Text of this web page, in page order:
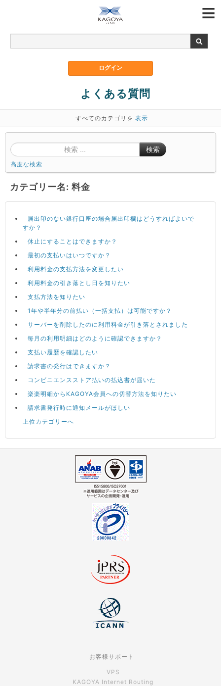
よくある質問
すべてのカテゴリを 表示
検索
高度な検索
カテゴリー名: 料金
届出印のない銀行口座の場合届出印欄はどうすればよいで
すか？
休止にすることはできますか？
最初の支払いはいつですか？
利用料金の支払方法を変更したい
利用料金の引き落とし日を知りたい
支払方法を知りたい
1年や半年分の前払い（一括支払）は可能ですか？
サーバーを削除したのに利用料金が引き落とされました
毎月の利用明細はどのように確認できますか？
支払い履歴を確認したい
請求書の発行はできますか？
コンビニエンスストア払いの払込書が届いた
楽楽明細からKAGOYA会員への切替方法を知りたい
請求書発行時に通知メールがほしい
上位カテゴリーへ
お客様サポート
VPS
KAGOYA Internet Routing